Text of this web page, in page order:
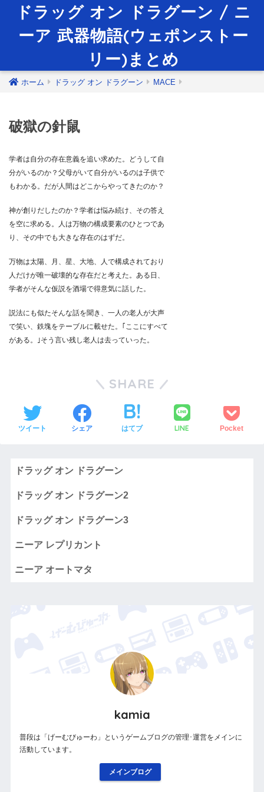
ドラッグ オン ドラグーン / ニ
ーア 武器物語(ウェポンストー
リー)まとめ
ホーム ドラッグ オン ドラグーン MACE
破獄の針鼠
学者は自分の存在意義を追い求めた。どうして自
分がいるのか？父母がいて自分がいるのは子供で
もわかる。だが人間はどこからやってきたのか？
神が創りだしたのか？学者は悩み続け、その答え
を空に求める。人は万物の構成要素のひとつであ
り、その中でも大きな存在のはずだ。
万物は太陽、月、星、大地、人で構成されており
人だけが唯一破壊的な存在だと考えた。ある日、
学者がそんな仮説を酒場で得意気に話した。
説法にも似たそんな話を聞き、一人の老人が大声
で笑い、鉄塊をテーブルに載せた。｢ここにすべて
がある。｣そう言い残し老人は去っていった。
SHARE
ツイート シェア はてブ LINE Pocket
ドラッグ オン ドラグーン
ドラッグ オン ドラグーン2
ドラッグ オン ドラグーン3
ニーア レプリカント
ニーア オートマタ
kamia
普段は「げーむびゅーわ」というゲームブログの管理･運営をメインに
活動しています。
メインブログ